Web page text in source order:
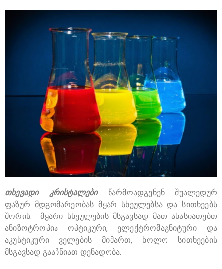
თხევადი კრისტალებიწარმოადგენენ შუალედურ
ფაზურ მდგომარეობას მყარ სხეულებსა და სითხეებს
შორის. მყარი სხეულების მსგავსად მათ ახასიათებთ
ანიზოტროპია ოპტიკური, ელექტრომაგნიტური და
აკუსტიკური ველების მიმართ, ხოლო სითხეების
მსგავსად გააჩნიათ დენადობა.